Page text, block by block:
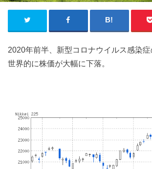
2020年前半、新型コロナウイルス感染
世界的に株価が大幅に下落。